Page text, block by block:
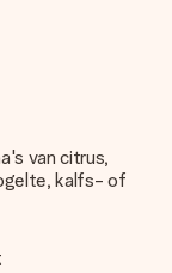
van citrus,
kalfs- of